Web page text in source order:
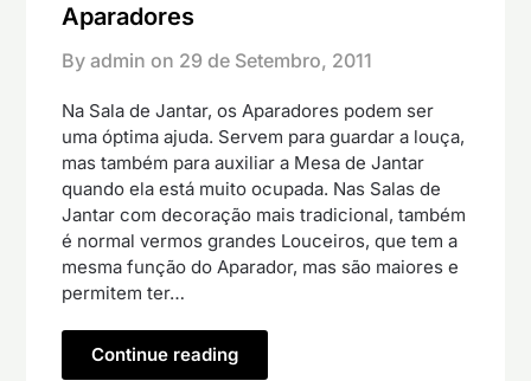
Aparadores
By admin on 29 de Setembro, 2011
Na Sala de Jantar, os Aparadores podem ser
uma óptima ajuda. Servem para guardar a louça,
mas também para auxiliar a Mesa de Jantar
quando ela está muito ocupada. Nas Salas de
Jantar com decoração mais tradicional, também
é normal vermos grandes Louceiros, que tem a
mesma função do Aparador, mas são maiores e
permitem ter…
Continue reading